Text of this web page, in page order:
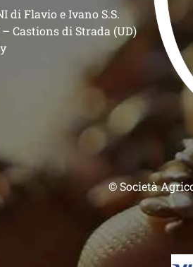
di Flavio e Ivano S.S.
Castions di Strada (UD)
© Società